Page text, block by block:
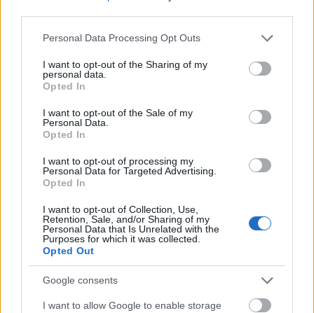
Please note that this website/app uses one or more Google
not limited to your visit or usage behaviour. You may click to
grant or deny consent to Google and its third-party tags to
use your data for below specified purposes in below Google
consent section.
Personal Data Processing Opt Outs
I want to opt-out of the Sharing of my
personal data.
Opted In
I want to opt-out of the Sale of my
Personal Data.
Opted In
I want to opt-out of processing my
Personal Data for Targeted Advertising.
Opted In
I want to opt-out of Collection, Use,
Retention, Sale, and/or Sharing of my
Personal Data that Is Unrelated with the
Purposes for which it was collected.
Opted Out
Google consents
I want to allow Google to enable storage
„Most olyan, mint A dzsungel
könyvében” – Lemezboltos körkép a
járványidőszakból